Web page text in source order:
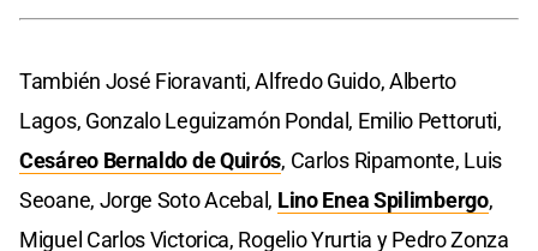
También José Fioravanti, Alfredo Guido, Alberto
Lagos, Gonzalo Leguizamón Pondal, Emilio Pettoruti,
Cesáreo Bernaldo de Quirós, Carlos Ripamonte, Luis
Seoane, Jorge Soto Acebal, Lino Enea Spilimbergo,
Miguel Carlos Victorica, Rogelio Yrurtia y Pedro Zonza